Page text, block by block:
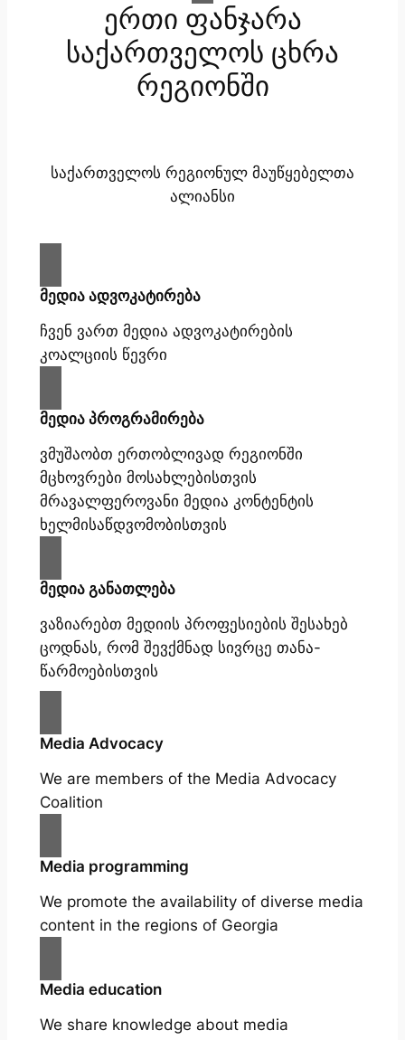
ერთი ფანჯარა
საქართველოს ცხრა
რეგიონში
საქართველოს რეგიონულ მაუწყებელთა
ალიანსი
მედია ადვოკატირება
ჩვენ ვართ მედია ადვოკატირების
კოალციის წევრი
მედია პროგრამირება
ვმუშაობთ ერთობლივად რეგიონში
მცხოვრები მოსახლებისთვის
მრავალფეროვანი მედია კონტენტის
ხელმისაწდვომობისთვის
მედია განათლება
ვაზიარებთ მედიის პროფესიების შესახებ
ცოდნას, რომ შევქმნად სივრცე თანა-
წარმოებისთვის
Media Advocacy
We are members of the Media Advocacy
Coalition
Media programming
We promote the availability of diverse media
content in the regions of Georgia
Media education
We share knowledge about media